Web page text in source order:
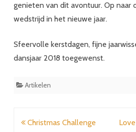
genieten van dit avontuur. Op naar
wedstrijd in het nieuwe jaar.
Sfeervolle kerstdagen, fijne
dansjaar 2018 toegewenst.
Artikelen
Bericht
Christmas Challenge